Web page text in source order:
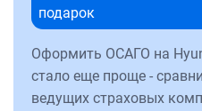
подарок
Оформить ОСАГО на
стало еще проще -
ведущих страховых